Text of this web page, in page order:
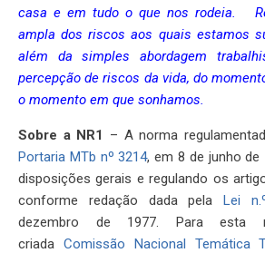
casa e em tudo o que nos rodeia.
ampla dos riscos aos quais estamos
além da simples abordagem
percepção de riscos da vida, do
o momento em que sonhamos.
Sobre a NR1
– A norma
Portaria MTb nº 3214, em 8 de junho de
disposições gerais e regulando os
conforme redação dada pelaLei
dezembro de 1977. Para esta
criada Comissão Nacional Temática